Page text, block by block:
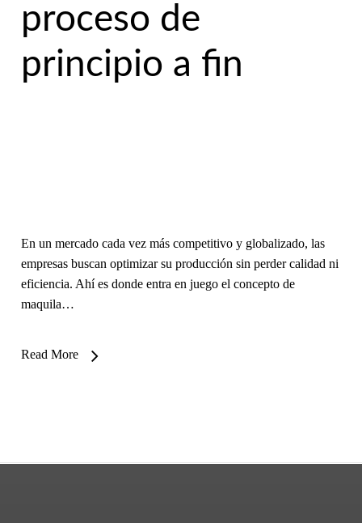
proceso de
principio a fin
En un mercado cada vez más competitivo y globalizado, las
empresas buscan optimizar su producción sin perder calidad ni
eficiencia. Ahí es donde entra en juego el concepto de
maquila…
Read More